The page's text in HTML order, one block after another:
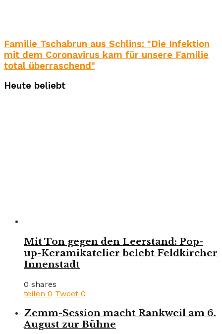
Familie Tschabrun aus Schlins: "Die Infektion
mit dem Coronavirus kam für unsere Familie
total überraschend"
Heute beliebt
Mit Ton gegen den Leerstand: Pop-
up-Keramikatelier belebt Feldkircher
Innenstadt
0 shares
teilen 0 Tweet 0
Zemm-Session macht Rankweil am 6.
August zur Bühne